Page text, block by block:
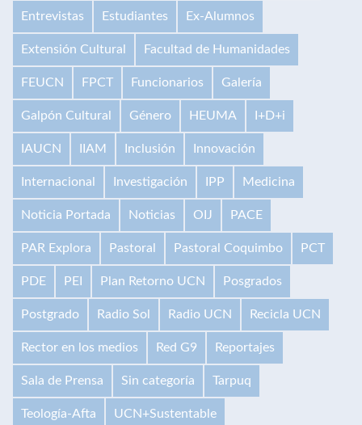
Entrevistas Estudiantes Ex-Alumnos
Extensión Cultural Facultad de Humanidades
FEUCN FPCT Funcionarios Galería
Galpón Cultural Género HEUMA I+D+i
IAUCN IIAM Inclusión Innovación
Internacional Investigación IPP Medicina
Noticia Portada Noticias OIJ PACE
PAR Explora Pastoral Pastoral Coquimbo PCT
PDE PEI Plan Retorno UCN Posgrados
Postgrado Radio Sol Radio UCN Recicla UCN
Rector en los medios Red G9 Reportajes
Sala de Prensa Sin categoría Tarpuq
Teología-Afta UCN+Sustentable